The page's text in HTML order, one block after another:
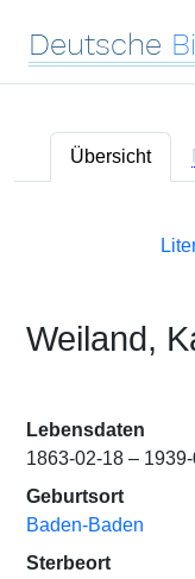
Deutsche
Übersicht
Weiland,
Lebensdaten
1863-02-18 –
Geburtsort
Baden-Baden
Sterbeort